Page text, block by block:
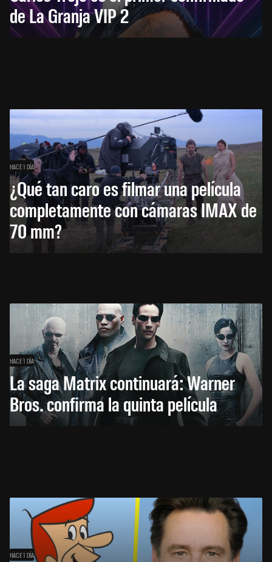
de La Granja VIP 2
HACE 1 DÍA
¿Qué tan caro es filmar una película
completamente con cámaras IMAX de
70 mm?
HACE 1 DÍA
La saga Matrix continuará: Warner
Bros. confirma la quinta película
HACE 1 DÍA